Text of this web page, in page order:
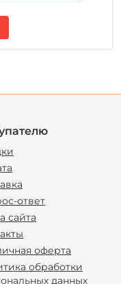
ответ
сайта
оферта
обработки
данных